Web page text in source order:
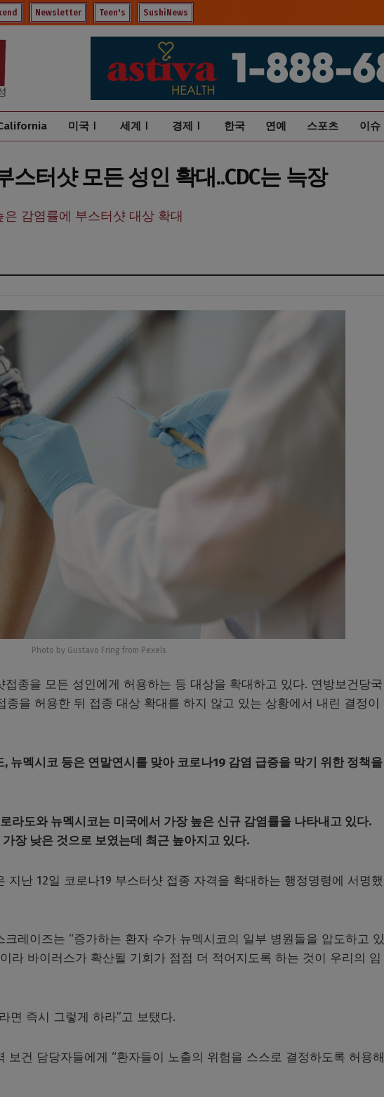
Newsletter Teen's SushiNews
미국Ⅰ 세계Ⅰ 경제Ⅰ 한국 연예 스포츠 이슈
스터샷 모든 성인 확대..CDC는 늑장
은 감염률에 부스터샷 대상 확대
Photo by Gustavo Fring from Pexels
종을 모든 성인에게 허용하는 등 대상을 확대하고 있다. 연방보건당국
을 허용한 뒤 접종 대상 확대를 하지 않고 있는 상황에서 내린 결정이
뉴멕시코 등은 연말연시를 맞아 코로나19 감염 급증을 막기 위한 정책을
라도와 뉴멕시코는 미국에서 가장 높은 신규 감염률을 나타내고 있다.
장 낮은 것으로 보였는데 최근 높아지고 있다.
지난 12일 코로나19 부스터샷 접종 자격을 확대하는 행정명령에 서명했
레이즈는 “증가하는 환자 수가 뉴멕시코의 일부 병원들을 압도하고 있
라 바이러스가 확산될 기회가 점점 더 적어지도록 하는 것이 우리의 임
면 즉시 그렇게 하라”고 보탰다.
보건 담당자들에게 “환자들이 노출의 위험을 스스로 결정하도록 허용해